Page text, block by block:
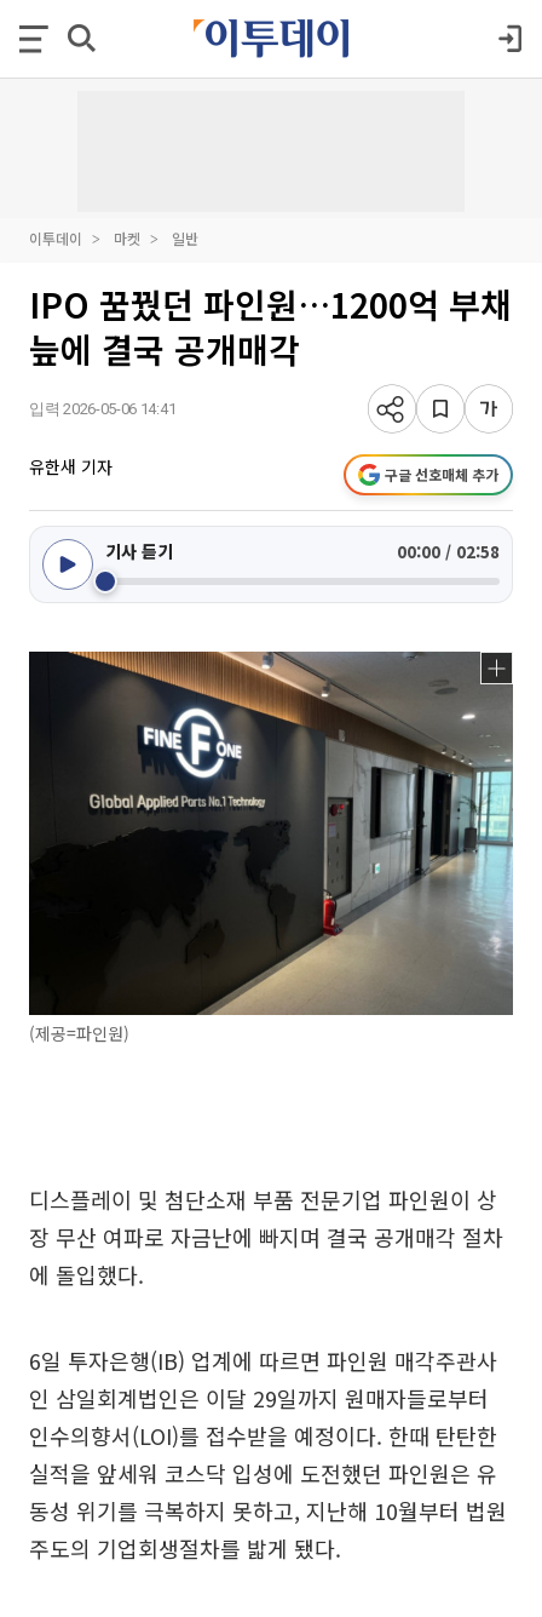
이투데이 마켓 일반
IPO 꿈꿨던 파인원…1200억 부채
늪에 결국 공개매각
입력 2026-05-06 14:41
유한새 기자 구글 선호매체 추가
기사 듣기 00:00 / 02:58
(제공=파인원)
디스플레이 및 첨단소재 부품 전문기업 파인원이 상
장 무산 여파로 자금난에 빠지며 결국 공개매각 절차
에 돌입했다.
6일 투자은행(IB) 업계에 따르면 파인원 매각주관사
인 삼일회계법인은 이달 29일까지 원매자들로부터
인수의향서(LOI)를 접수받을 예정이다. 한때 탄탄한
실적을 앞세워 코스닥 입성에 도전했던 파인원은 유
동성 위기를 극복하지 못하고, 지난해 10월부터 법원
주도의 기업회생절차를 밟게 됐다.